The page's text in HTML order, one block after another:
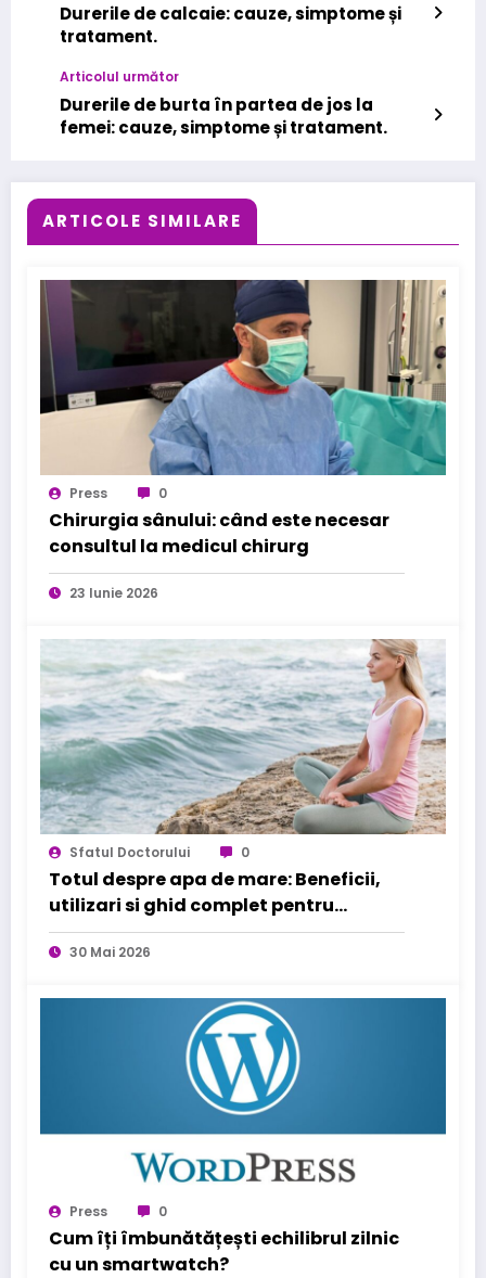
Durerile de calcaie: cauze, simptome și
tratament.
Articolul următor
Durerile de burta în partea de jos la
femei: cauze, simptome și tratament.
ARTICOLE SIMILARE
Press 0
Chirurgia sânului: când este necesar
consultul la medicul chirurg
23 Iunie 2026
Sfatul Doctorului 0
Totul despre apa de mare: Beneficii,
utilizari si ghid complet pentru
sanatatea familiei tale
30 Mai 2026
Press 0
Cum îți îmbunătățești echilibrul zilnic
cu un smartwatch?